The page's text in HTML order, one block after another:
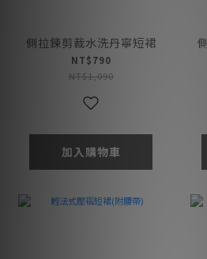
側拉鍊剪裁水洗丹寧短裙
NT$790
NT$1,090
加入購物車